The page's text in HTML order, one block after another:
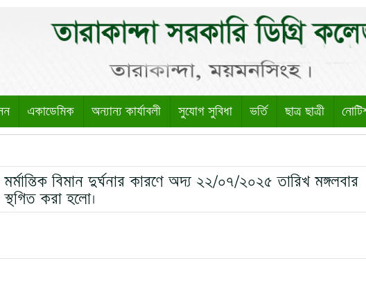
একাডেমিক অন্যান্য কার্যাবলী সুযোগ সুবিধা ভর্তি ছাত্র ছাত্রী
বিমান দুর্ঘনার কারণে অদ্য ২২/০৭/২০২৫ তারিখ মঙ্গলবার
করা হলো।